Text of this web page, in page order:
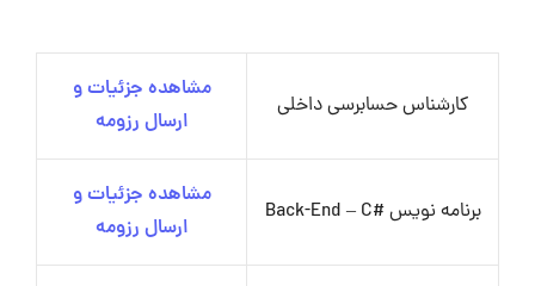
کارشناس حسابرسی داخلی
مشاهده جزئیات و
ارسال رزومه
برنامه نویس #Back-End – C
مشاهده جزئیات و
ارسال رزومه